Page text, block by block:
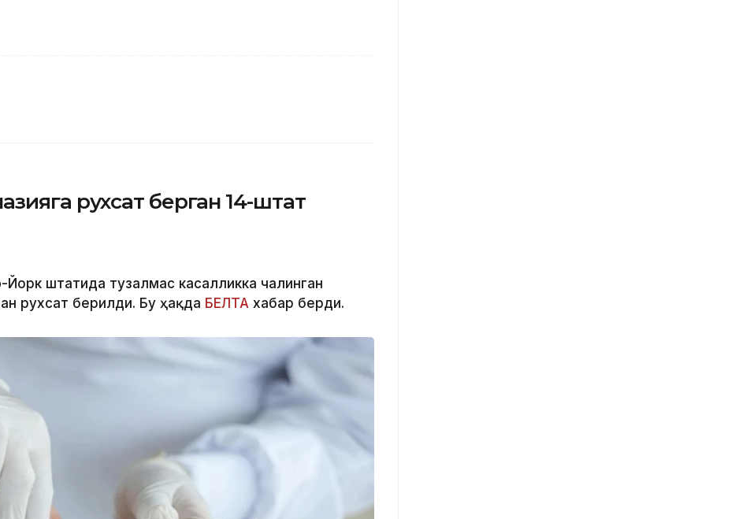
рухсат берган 14-штат
штатида тузалмас касалликка чалинган
рухсат берилди. Бу ҳақда БЕЛТА хабар берди.